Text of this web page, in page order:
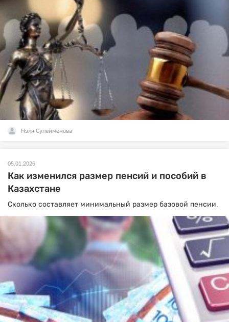
Нэля Сулейменова
05.01.2026
Как изменился размер пенсий и пособий в
Казахстане
Сколько составляет минимальный размер базовой пенсии.